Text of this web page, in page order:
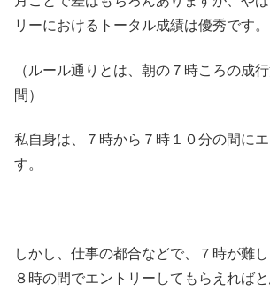
リーにおけるトータル成績は優秀です。
（ルール通りとは、朝の７時ころの成
間）
私自身は、７時から７時１０分の間に
す。
しかし、仕事の都合などで、７時が難
８時の間でエントリーしてもらえればと